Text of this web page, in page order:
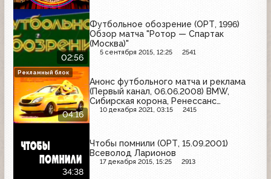
02:56
Футбольное обозрение (ОРТ, 1996)
Обзор матча "Ротор — Спартак
(Москва)"
5 сентября 2015, 12:25 2541
04:16
Анонс футбольного матча и реклама
(Первый канал, 06.06.2008) BMW,
Сибирская корона, Ренессанс
страхование, Nissan, Indesit, Добрый,
10 декабря 2021, 03:15 2415
Рекламный блок
34:38
Чтобы помнили (ОРТ, 15.09.2001)
Всеволод Ларионов
17 декабря 2015, 15:25 2913